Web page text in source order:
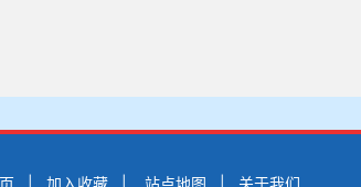
加入收藏 站点地图 关于我们